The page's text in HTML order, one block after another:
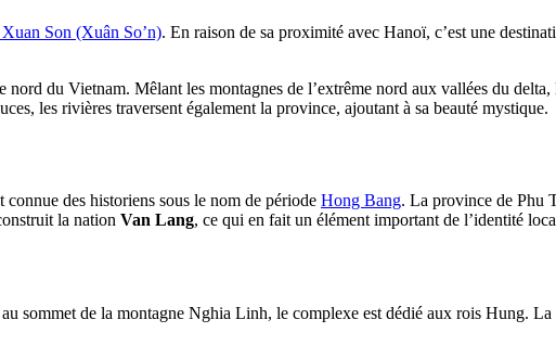
Son (Xuân So’n). En raison de sa proximité avec Hanoï, c’est une
du Vietnam. Mêlant les montagnes de l’extrême nord aux vallées du delta,
les rivières traversent également la province, ajoutant à sa beauté mystique.
connue des historiens sous le nom de période Hong Bang. La province de Phu
la nation Van Lang, ce qui en fait un élément important de l’identité
sommet de la montagne Nghia Linh, le complexe est dédié aux rois Hung.